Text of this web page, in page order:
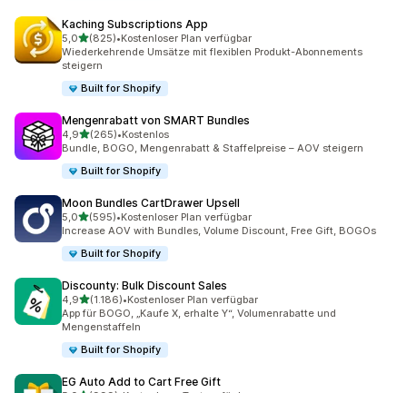
Kaching Subscriptions App
5,0von 5 Sternen
(825)
825 Rezensionen insgesamt
•Kostenloser Plan verfügbar
Wiederkehrende Umsätze mit flexiblen Produkt-Abonnements
steigern
Built for Shopify
Mengenrabatt von SMART Bundles
4,9von 5 Sternen
(265)
265 Rezensionen insgesamt
•Kostenlos
Bundle, BOGO, Mengenrabatt & Staffelpreise – AOV steigern
Built for Shopify
Moon Bundles CartDrawer Upsell
5,0von 5 Sternen
(595)
595 Rezensionen insgesamt
•Kostenloser Plan verfügbar
Increase AOV with Bundles, Volume Discount, Free Gift, BOGOs
Built for Shopify
Discounty: Bulk Discount Sales
4,9von 5 Sternen
(1.186)
1186 Rezensionen insgesamt
•Kostenloser Plan verfügbar
App für BOGO, „Kaufe X, erhalte Y“, Volumenrabatte und
Mengenstaffeln
Built for Shopify
EG Auto Add to Cart Free Gift